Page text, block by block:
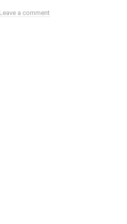
Leave a comment